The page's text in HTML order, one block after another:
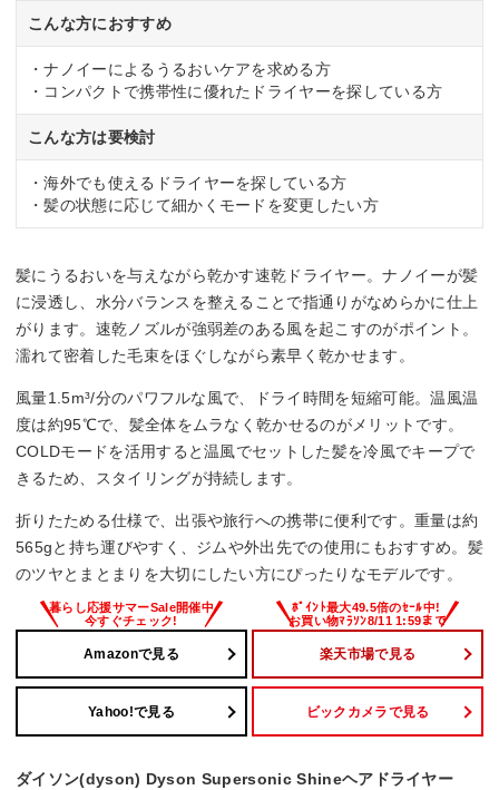
こんな方におすすめ
・ナノイーによるうるおいケアを求める方
・コンパクトで携帯性に優れたドライヤーを探している方
こんな方は要検討
・海外でも使えるドライヤーを探している方
・髪の状態に応じて細かくモードを変更したい方
髪にうるおいを与えながら乾かす速乾ドライヤー。ナノイーが髪
に浸透し、水分バランスを整えることで指通りがなめらかに仕上
がります。速乾ノズルが強弱差のある風を起こすのがポイント。
濡れて密着した毛束をほぐしながら素早く乾かせます。
風量1.5m³/分のパワフルな風で、ドライ時間を短縮可能。温風温
度は約95℃で、髪全体をムラなく乾かせるのがメリットです。
COLDモードを活用すると温風でセットした髪を冷風でキープで
きるため、スタイリングが持続します。
折りたためる仕様で、出張や旅行への携帯に便利です。重量は約
565gと持ち運びやすく、ジムや外出先での使用にもおすすめ。髪
のツヤとまとまりを大切にしたい方にぴったりなモデルです。
Amazonで見る 楽天市場で見る
Yahoo!で見る ビックカメラで見る
ダイソン(dyson) Dyson Supersonic Shineヘアドライヤー